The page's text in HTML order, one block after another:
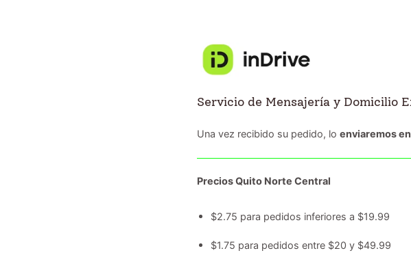
Servicio de Mensajería y Domicilio
Una vez recibido su pedido, lo enviaremos
Precios Quito Norte Central
$2.75 para pedidos inferiores a $19.99
$1.75 para pedidos entre $20 y $49.99